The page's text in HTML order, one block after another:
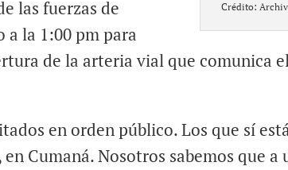
Crédito:
las fuerzas de
a la 1:00 pm para
de la arteria vial que comunica
en orden público. Los que sí
Cumaná. Nosotros sabemos que a